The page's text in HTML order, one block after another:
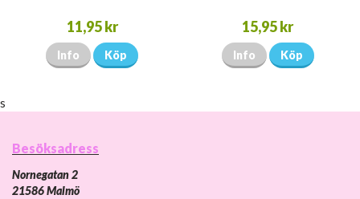
11,95 kr
Info Köp
15,95 kr
Info Köp
s
Besöksadress
Nornegatan 2
21586 Malmö